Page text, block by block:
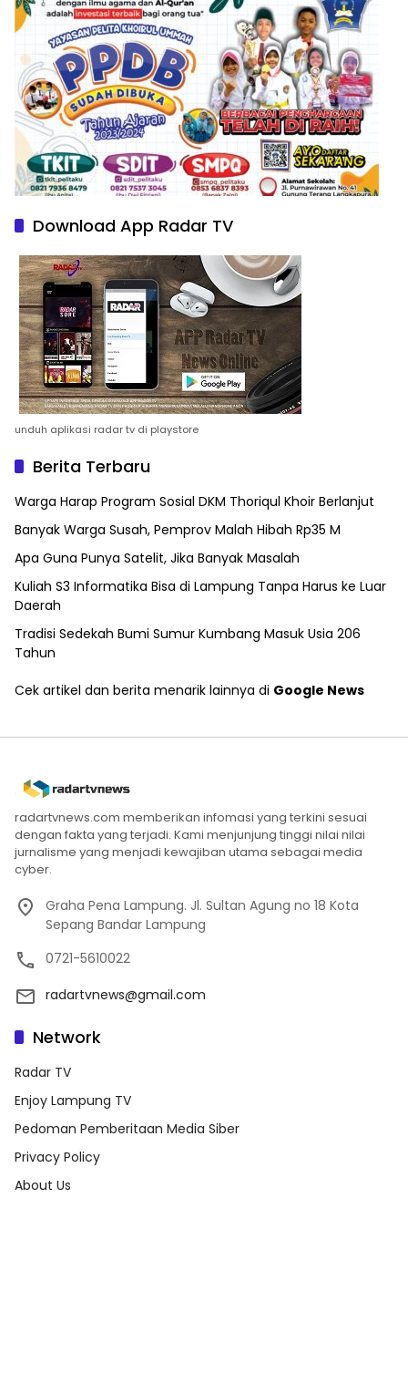
Download App Radar TV
unduh aplikasi radar tv di playstore
Berita Terbaru
Warga Harap Program Sosial DKM Thoriqul Khoir Berlanjut
Banyak Warga Susah, Pemprov Malah Hibah Rp35 M
Apa Guna Punya Satelit, Jika Banyak Masalah
Kuliah S3 Informatika Bisa di Lampung Tanpa Harus ke Luar
Daerah
Tradisi Sedekah Bumi Sumur Kumbang Masuk Usia 206
Tahun
Cek artikel dan berita menarik lainnya di Google News
radartvnews.com memberikan infomasi yang terkini sesuai
dengan fakta yang terjadi. Kami menjunjung tinggi nilai nilai
jurnalisme yang menjadi kewajiban utama sebagai media
cyber.
Graha Pena Lampung. Jl. Sultan Agung no 18 Kota
Sepang Bandar Lampung
0721-5610022
radartvnews@gmail.com
Network
Radar TV
Enjoy Lampung TV
Pedoman Pemberitaan Media Siber
Privacy Policy
About Us